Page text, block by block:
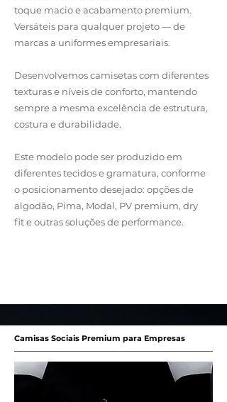
toque macio e acabamento premium.
Versáteis para qualquer projeto — de
marcas a uniformes empresariais.
Desenvolvemos camisetas com diferentes
texturas e níveis de conforto, mantendo
sempre a mesma excelência de estrutura,
costura e durabilidade.
Este modelo pode ser produzido em
diferentes tecidos e gramatura, conforme
o posicionamento desejado: opções de
algodão, Pima, Modal, PV premium, dry
fit e outras soluções de performance.
Camisas Sociais Premium para Empresas